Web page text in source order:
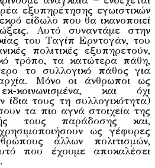
εξυπηρέτησης εγωιστικών
είδωλο που θα ικανοποιεί
Αυτό συναντάμε στην
του Ταγίπ Ερντογάν, του
πολιτικές εξυπηρετούν,
τρόπο, τα κατώτερα πάθη,
το συλλογικό πάθος για
Μόνο οι άνθρωποι ως
και όχι
τους τη συλλογικότητα)
τα πιο αγνά στοιχεία της
τους παράδοσης και,
ως γέφυρες
άλλων πολιτισμών,
που έχουμε αποκαλέσει